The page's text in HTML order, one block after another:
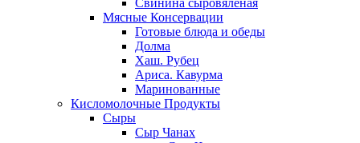
Свинина сыровяленая
Мясные Консервации
Готовые блюда и обеды
Долма
Хаш. Рубец
Ариса. Кавурма
Маринованные
Кисломолочные Продукты
Сыры
Сыр Чанах